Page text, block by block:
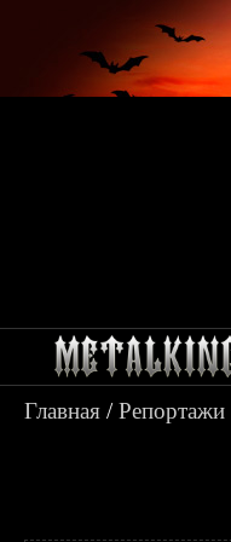
Главная /Репортажи